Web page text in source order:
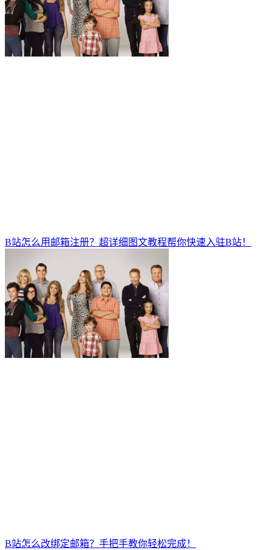
B站怎么用邮箱注册？超详细图文教程帮你快速入驻B站！
B站怎么改绑定邮箱？手把手教你轻松完成！